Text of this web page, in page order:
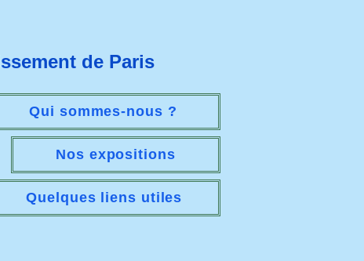
de Paris
Qui sommes-nous ?
Nos expositions
Quelques liens utiles